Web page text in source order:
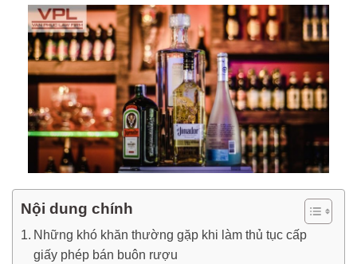
Nội dung chính
Những khó khăn thường gặp khi làm thủ tục cấp
giấy phép bán buôn rượu